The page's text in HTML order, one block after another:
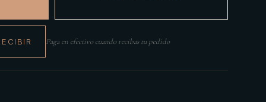
Paga en efectivo cuando recibas tu pedido